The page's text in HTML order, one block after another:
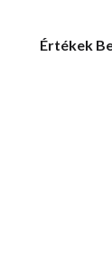
Értékek